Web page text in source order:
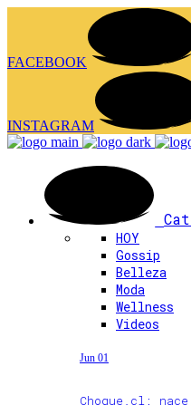
FACEBOOK
INSTAGRAM
HOY
Gossip
Belleza
Moda
Wellness
Videos
Jun 01
Choque.cl: